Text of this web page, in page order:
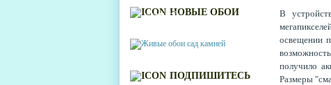
НОВЫЕ ОБОИ
КАМНЕЙ
ПОДПИШИТЕСЬ
В
освещении
получило
Размеры